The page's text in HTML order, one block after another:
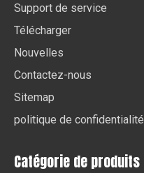
Support de service
Télécharger
Nouvelles
Contactez-nous
Sitemap
politique de confidentialité
Catégorie de produits